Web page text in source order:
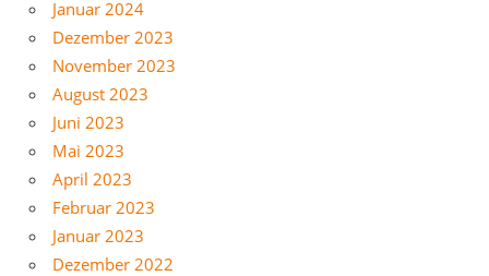
Januar 2024
Dezember 2023
November 2023
August 2023
Juni 2023
Mai 2023
April 2023
Februar 2023
Januar 2023
Dezember 2022